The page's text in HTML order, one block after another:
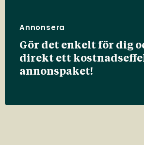
Annonsera
Gör det enkelt för dig
direkt ett
annonspaket!